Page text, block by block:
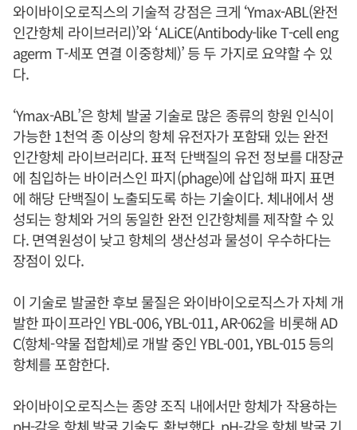
와이바이오로직스의 기술적 강점은 크게 ‘Ymax-ABL(완전
인간항체 라이브러리)’와 ‘ALiCE(Antibody-like T-cell eng
agerm T-세포 연결 이중항체)’ 등 두 가지로 요약할 수 있
다.
‘Ymax-ABL’은 항체 발굴 기술로 많은 종류의 항원 인식이
가능한 1천억 종 이상의 항체 유전자가 포함돼 있는 완전
인간항체 라이브러리다. 표적 단백질의 유전 정보를 대장균
에 침입하는 바이러스인 파지(phage)에 삽입해 파지 표면
에 해당 단백질이 노출되도록 하는 기술이다. 체내에서 생
성되는 항체와 거의 동일한 완전 인간항체를 제작할 수 있
다. 면역원성이 낮고 항체의 생산성과 물성이 우수하다는
장점이 있다.
이 기술로 발굴한 후보 물질은 와이바이오로직스가 자체 개
발한 파이프라인 YBL-006, YBL-011, AR-062을 비롯해 AD
C(항체-약물 접합체)로 개발 중인 YBL-001, YBL-015 등의
항체를 포함한다.
와이바이오로직스는 종양 조직 내에서만 항체가 작용하는